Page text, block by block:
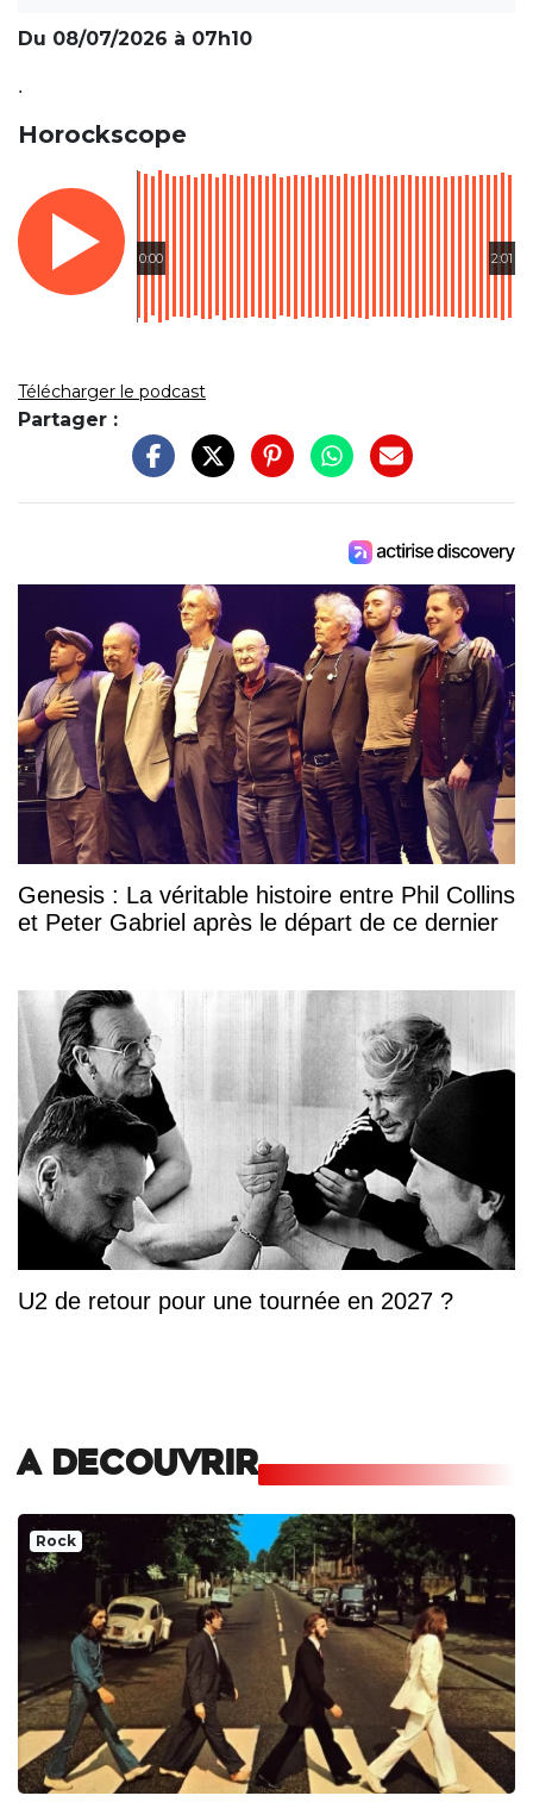
Du 08/07/2026 à 07h10
.
Horockscope
0:00 2:01
Télécharger le podcast
Partager :
Genesis : La véritable histoire entre Phil Collins
et Peter Gabriel après le départ de ce dernier
U2 de retour pour une tournée en 2027 ?
A DECOUVRIR
Rock